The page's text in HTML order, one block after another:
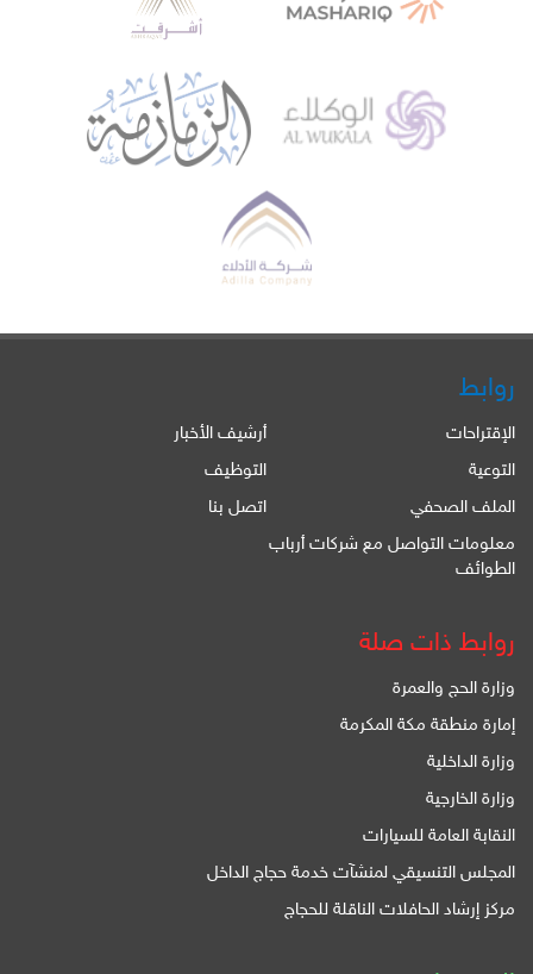
روابط
الإقتراحات
أرشيف الأخبار
التوعية
التوظيف
الملف الصحفي
اتصل بنا
معلومات التواصل مع شركات أرباب
الطوائف
روابط ذات صلة
وزارة الحج والعمرة
إمارة منطقة مكة المكرمة
وزارة الداخلية
وزارة الخارجية
النقابة العامة للسيارات
المجلس التنسيقي لمنشآت خدمة حجاج الداخل
مركز إرشاد الحافلات الناقلة للحجاج